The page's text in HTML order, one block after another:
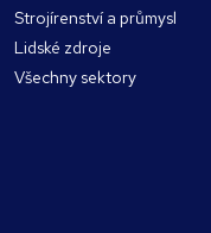
Strojírenství a průmysl
Lidské zdroje
Všechny sektory